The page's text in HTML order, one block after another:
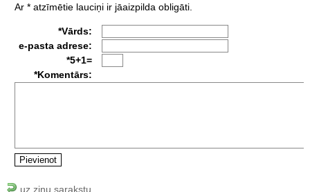
Ar * atzīmētie lauciņi ir jāaizpilda obligāti.
*Vārds:
e-pasta adrese:
*5+1=
*Komentārs:
uz ziņu sarakstu